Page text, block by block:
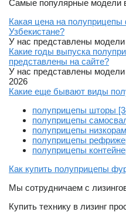
Самые популярные модели
Какая цена на
Узбекистане?
У нас представлены
Какие годы выпуска
представлены на сайте?
У нас представлены
2026
Какие еще бывают виды
полуприцепы шторы
полуприцепы
полуприцепы
полуприцепы
полуприцепы
Как купить полуприцепы
Мы сотрудничаем с
Купить технику в лизинг